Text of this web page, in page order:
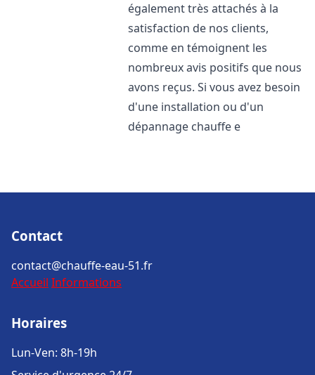
également très attachés à la
satisfaction de nos clients,
comme en témoignent les
nombreux avis positifs que nous
avons reçus. Si vous avez besoin
d'une installation ou d'un
dépannage chauffe e
Contact
contact@chauffe-eau-51.fr
Accueil Informations
Horaires
Lun-Ven: 8h-19h